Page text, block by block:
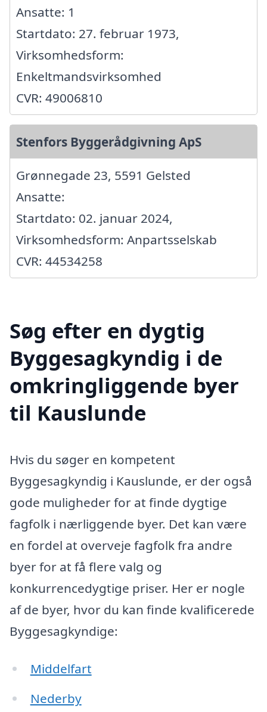
Ansatte: 1
Startdato: 27. februar 1973,
Virksomhedsform:
Enkeltmandsvirksomhed
CVR: 49006810
Stenfors Byggerådgivning ApS
Grønnegade 23, 5591 Gelsted
Ansatte:
Startdato: 02. januar 2024,
Virksomhedsform: Anpartsselskab
CVR: 44534258
Søg efter en dygtig
Byggesagkyndig i de
omkringliggende byer
til Kauslunde
Hvis du søger en kompetent
Byggesagkyndig i Kauslunde, er der også
gode muligheder for at finde dygtige
fagfolk i nærliggende byer. Det kan være
en fordel at overveje fagfolk fra andre
byer for at få flere valg og
konkurrencedygtige priser. Her er nogle
af de byer, hvor du kan finde kvalificerede
Byggesagkyndige:
Middelfart
Nederby